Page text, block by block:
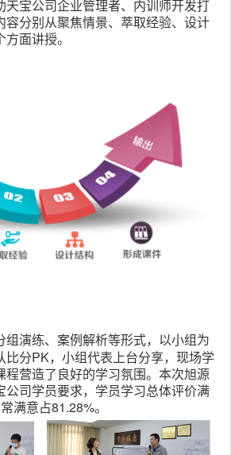
天宝公司企业管理者、内训师开发打
容分别从聚焦情景、萃取经验、设计
面讲授。
演练、案例解析等形式， 以小组为
比分PK，小组代表上台分享，现场学
程营造了良好的学习氛围。本次旭源
公司学员要求，学员学习总体评价满
满意占81.28%。